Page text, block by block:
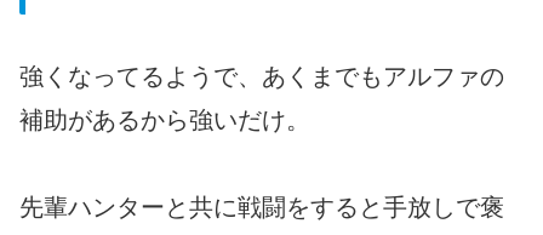
強くなってるようで、あくまでもアルファの
補助があるから強いだけ。
先輩ハンターと共に戦闘をすると手放しで褒